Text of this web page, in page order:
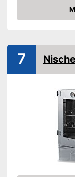
Liegendes
Zubehör
Fischkörbe
Amazon Lieferzeit
Amazon
7